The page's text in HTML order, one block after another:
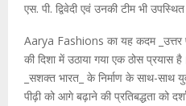
एस. पी. द्विवेदी एवं उनकी टीम भी उपस्थित
Aarya Fashions का यह कदम _उत्तर
की दिशा में उठाया गया एक ठोस
_सशक्त भारत_ के निर्माण के साथ-साथ
पीढ़ी को आगे बढ़ाने की प्रतिबद्धता को